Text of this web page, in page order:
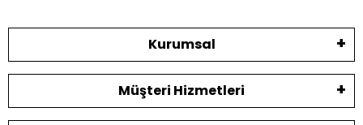
Kurumsal
Müşteri Hizmetleri